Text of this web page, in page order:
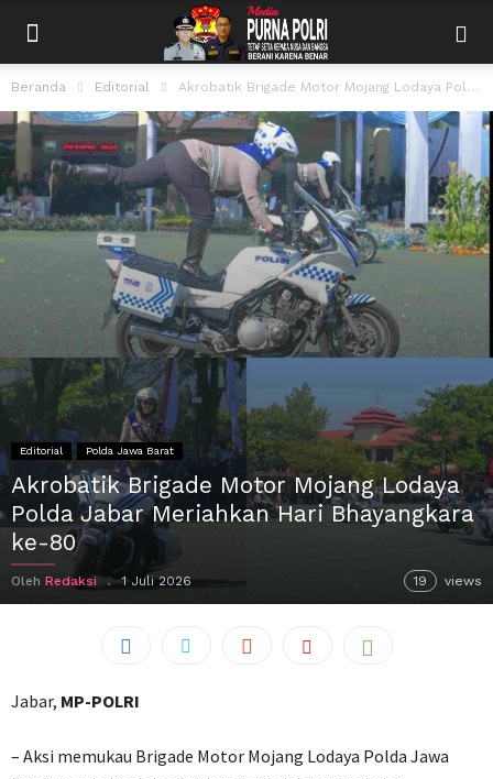
Beranda Editorial Akrobatik Brigade Motor Mojang Lodaya Polda Jabar Meriahkan Hari Bhayangkara ke-80
Editorial Polda Jawa Barat
Akrobatik Brigade Motor Mojang Lodaya
Polda Jabar Meriahkan Hari Bhayangkara
ke-80
Oleh Redaksi 1 Juli 2026 19 views
Jabar, MP-POLRI
– Aksi memukau Brigade Motor Mojang Lodaya Polda Jawa